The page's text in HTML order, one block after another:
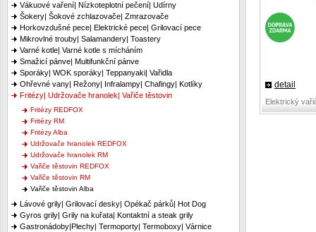
Vákuové vaření| Nízkoteplotní pečení| Udírny
Šokery| Šokové zchlazovače| Zmrazovače
Horkovzdušné pece| Elektrické pece| Grilovací pece
Mikrovlné trouby| Salamandery| Toastery
Varné kotle| Varné kotle s mícháním
Smažicí pánve| Multifunkční pánve
Sporáky| WOK sporáky| Teppanyaki| Vařidla
Ohřevné vany| Režony| Infralampy| Chafingy| Kotlíky
Fritézy| Udržovače hranolek| Vařiče těstovin
Fritézy REDFOX
Fritézy RM
Fritézy Alba
Udržovače hranolek REDFOX
Udržovače hranolek RM
Vařiče těstovin REDFOX
Vařiče těstovin RM
Vařiče těstovin Alba
Lávové grily| Grilovací desky| Opékač párků| Hot Dog
Gyros grily| Grily na kuřata| Kontaktní a steak grily
Gastronádoby|Plechy| Termoporty| Termoboxy| Várnice
detail
Elektrický